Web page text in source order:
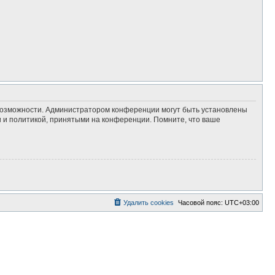
Администратором конференции могут быть установлены
и политикой, принятыми на конференции. Помните, что ваше
Часовой пояс: UTC+03:00
Удалить cookies